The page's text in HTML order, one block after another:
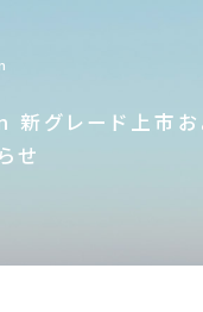
グレード上市お
せ